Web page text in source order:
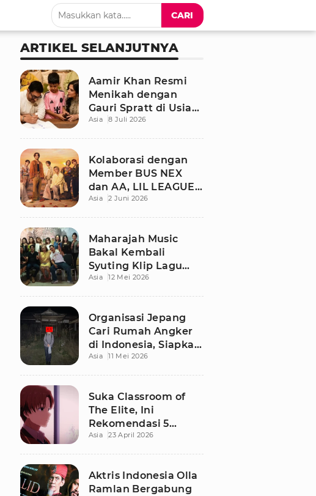
CARI
ARTIKEL SELANJUTNYA
Aamir Khan Resmi
Menikah dengan
Gauri Spratt di Usia
61 Tahun, Momen
Asia 8 Juli 2026
Kolaborasi dengan
Member BUS NEX
dan AA, LIL LEAGUE
Rilis Single Musim
Asia 2 Juni 2026
Maharajah Music
Bakal Kembali
Syuting Klip Lagu
Terbaru di Bali
Asia 12 Mei 2026
Organisasi Jepang
Cari Rumah Angker
di Indonesia, Siapkan
Imbalan Rp50 Juta
Asia 11 Mei 2026
Suka Classroom of
The Elite, Ini
Rekomendasi 5
Anime yang Wajib
Asia 23 April 2026
Aktris Indonesia Olla
Ramlan Bergabung